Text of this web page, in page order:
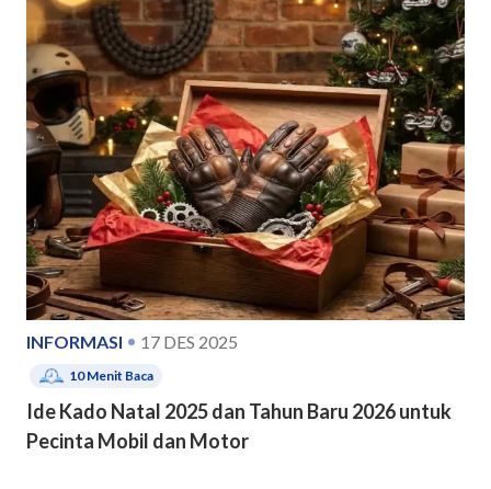
INFORMASI 17 DES 2025
10Menit Baca
Ide Kado Natal 2025 dan Tahun Baru 2026 untuk
Pecinta Mobil dan Motor